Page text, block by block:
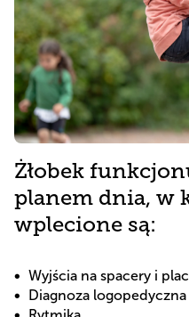
Żłobek
planem dnia, w
wplecione są:
Wyjścia na spacery i
Diagnoza logopedyczna